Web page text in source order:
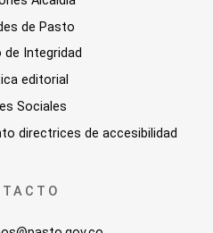
de Pasto
de Integridad
editorial
Sociales
directrices de accesibilidad